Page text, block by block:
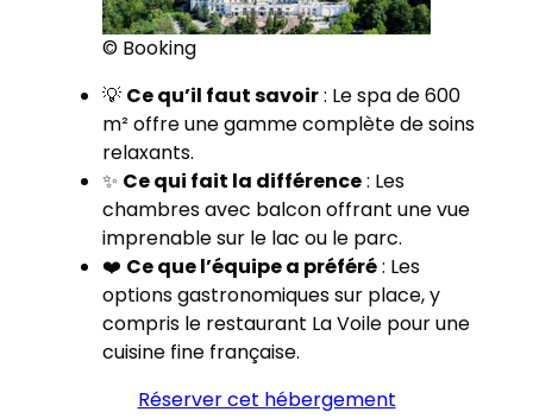
© Booking
💡 Ce qu’il faut savoir: Le spa de 600
m² offre une gamme complète de soins
relaxants.
✨ Ce qui fait la différence: Les
chambres avec balcon offrant une vue
imprenable sur le lac ou le parc.
❤️ Ce que l’équipe a préféré: Les
options gastronomiques sur place, y
compris le restaurant La Voile pour une
cuisine fine française.
Réserver cet hébergement